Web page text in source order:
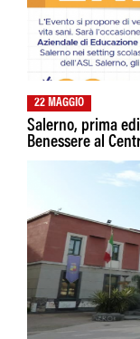
22 MAGGIO
Salerno, prima
Benessere al